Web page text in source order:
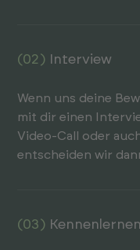
(02) Interview
Wenn uns deine
mit dir einen
Video-Call oder
ent­scheiden wir
(03) Kennenlernen